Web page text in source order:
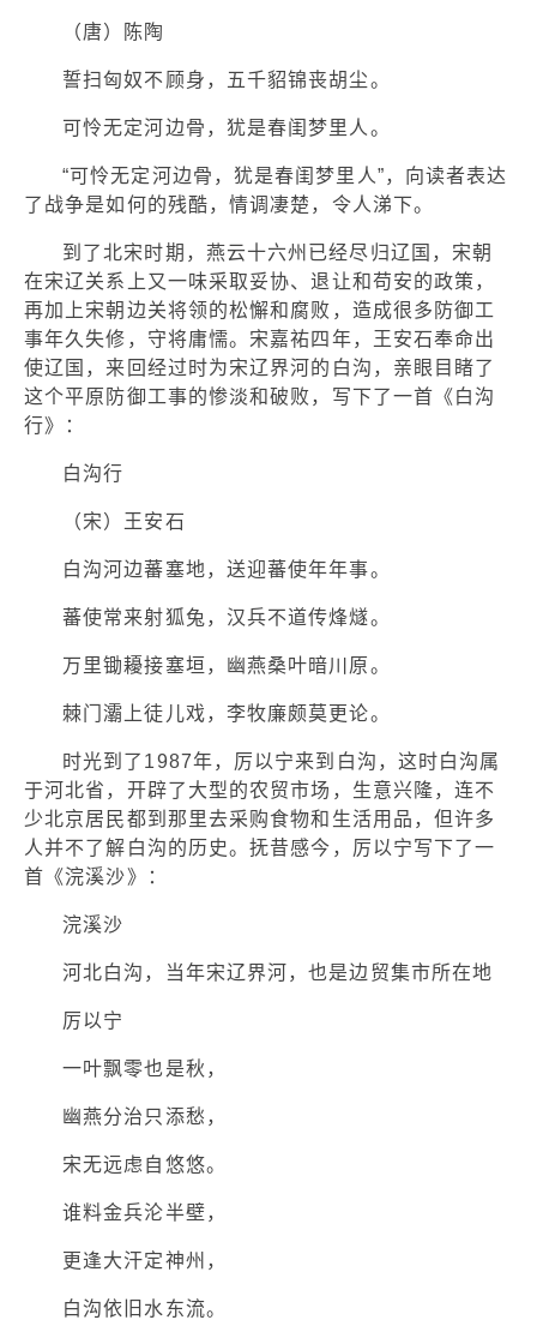
（唐）陈陶
誓扫匈奴不顾身，五千貂锦丧胡尘。
可怜无定河边骨，犹是春闺梦里人。
“可怜无定河边骨，犹是春闺梦里人”，向读者表达
了战争是如何的残酷，情调凄楚，令人涕下。
到了北宋时期，燕云十六州已经尽归辽国，宋朝
在宋辽关系上又一味采取妥协、退让和苟安的政策，
再加上宋朝边关将领的松懈和腐败，造成很多防御工
事年久失修，守将庸懦。宋嘉祐四年，王安石奉命出
使辽国，来回经过时为宋辽界河的白沟，亲眼目睹了
这个平原防御工事的惨淡和破败，写下了一首《白沟
行》：
白沟行
（宋）王安石
白沟河边蕃塞地，送迎蕃使年年事。
蕃使常来射狐兔，汉兵不道传烽燧。
万里锄耰接塞垣，幽燕桑叶暗川原。
棘门灞上徒儿戏，李牧廉颇莫更论。
时光到了1987年，厉以宁来到白沟，这时白沟属
于河北省，开辟了大型的农贸市场，生意兴隆，连不
少北京居民都到那里去采购食物和生活用品，但许多
人并不了解白沟的历史。抚昔感今，厉以宁写下了一
首《浣溪沙》：
浣溪沙
河北白沟，当年宋辽界河，也是边贸集市所在地
厉以宁
一叶飘零也是秋，
幽燕分治只添愁，
宋无远虑自悠悠。
谁料金兵沦半壁，
更逢大汗定神州，
白沟依旧水东流。